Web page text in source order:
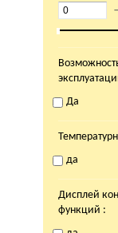
Да
да
Дисплей
функций :